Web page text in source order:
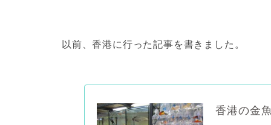
以前、香港に行った記事を書きました。
香港の金